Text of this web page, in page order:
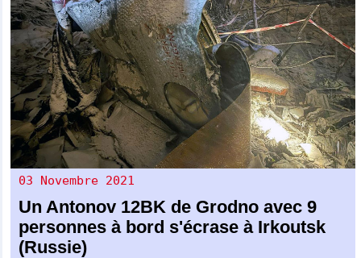
03 Novembre 2021
Un Antonov 12BK de Grodno avec 9
personnes à bord s'écrase à Irkoutsk
(Russie)